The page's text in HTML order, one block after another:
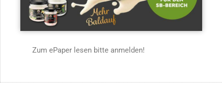
Zum ePaper lesen bitte anmelden!